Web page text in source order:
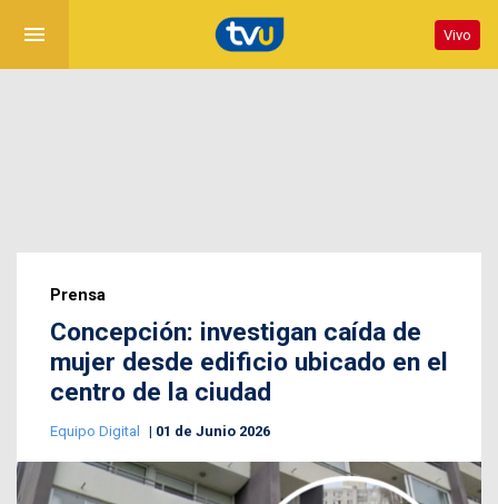
menu Vivo
Prensa
Concepción: investigan caída de
mujer desde edificio ubicado en el
centro de la ciudad
Equipo Digital 01 de Junio 2026